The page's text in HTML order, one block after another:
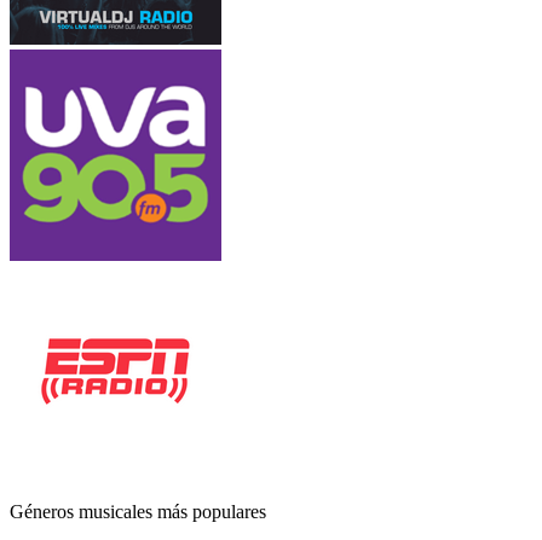
Géneros musicales más populares